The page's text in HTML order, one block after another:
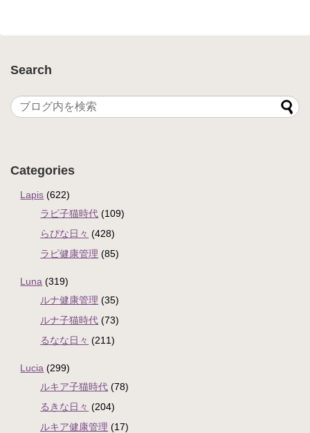
Search
Categories
Lapis (622)
ラピ子猫時代 (109)
らぴな日々 (428)
ラピ健康管理 (85)
Luna (319)
ルナ健康管理 (35)
ルナ子猫時代 (73)
るなな日々 (211)
Lucia (299)
ルキア子猫時代 (78)
るきな日々 (204)
ルキア健康管理 (17)